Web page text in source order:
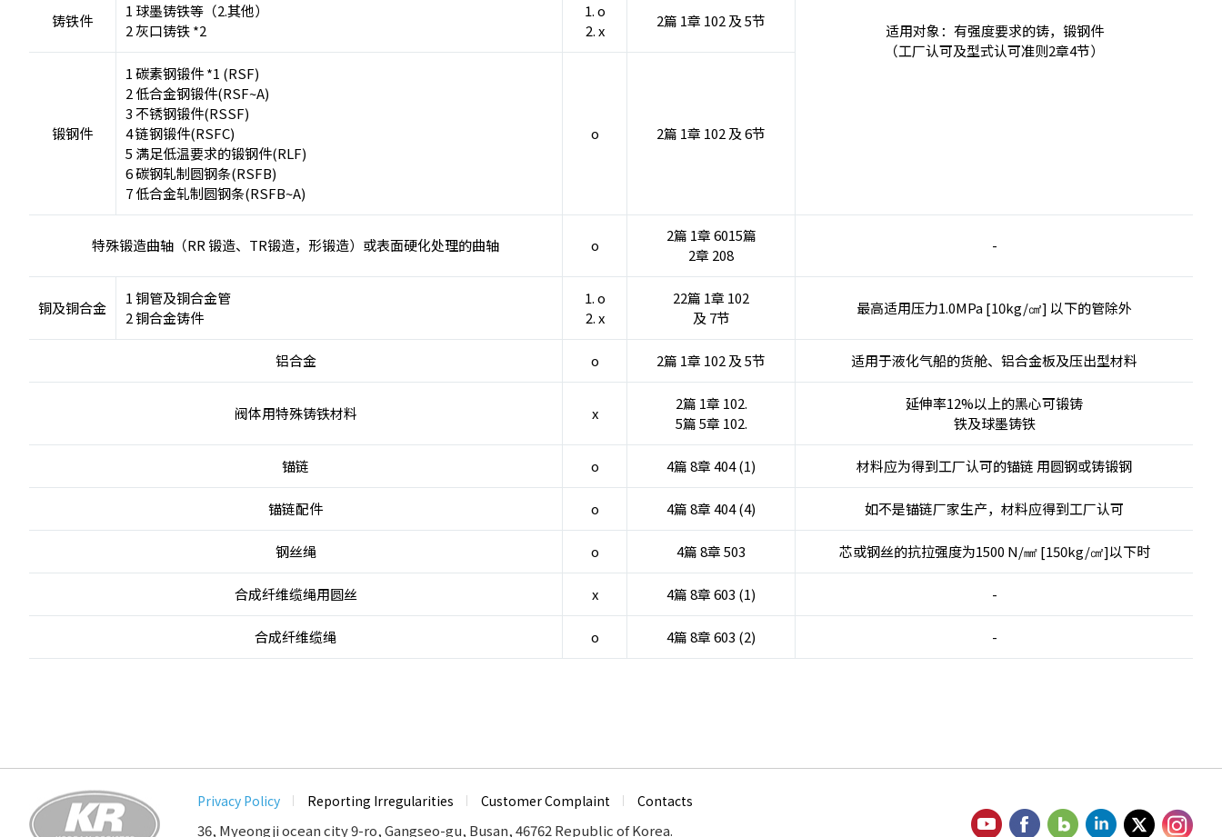
适用对象：有强度要求的铸，锻钢件
（工厂认可及型式认可准则2章4节）
铸铁件
1 球墨铸铁等（2.其他）
2 灰口铸铁 *2
1. o
2. x
2篇 1章 102 及 5节
锻钢件
1 碳素钢锻件 *1 (RSF)
2 低合金钢锻件(RSF~A)
3 不锈钢锻件(RSSF)
4 链钢锻件(RSFC)
5 满足低温要求的锻钢件(RLF)
6 碳钢轧制圆钢条(RSFB)
7 低合金轧制圆钢条(RSFB~A)
o 2篇 1章 102 及 6节
特殊锻造曲轴（RR 锻造、TR锻造，形锻造）或表面硬化处理的曲轴 o
2篇 1章 6015篇
2章 208
-
铜及铜合金
1 铜管及铜合金管
2 铜合金铸件
1. o
2. x
22篇 1章 102
及 7节
最高适用压力1.0MPa [10kg/㎠] 以下的管除外
铝合金 o 2篇 1章 102 及 5节 适用于液化气船的货舱、铝合金板及压出型材料
阀体用特殊铸铁材料 x
2篇 1章 102.
5篇 5章 102.
延伸率12%以上的黑心可锻铸
铁及球墨铸铁
锚链 o 4篇 8章 404 (1) 材料应为得到工厂认可的锚链 用圆钢或铸锻钢
锚链配件 o 4篇 8章 404 (4) 如不是锚链厂家生产，材料应得到工厂认可
钢丝绳 o 4篇 8章 503 芯或钢丝的抗拉强度为1500 N/㎟ [150kg/㎠]以下时
合成纤维缆绳用圆丝 x 4篇 8章 603 (1) -
合成纤维缆绳 o 4篇 8章 603 (2) -
Privacy Policy Reporting Irregularities Customer Complaint Contacts
36, Myeongji ocean city 9-ro, Gangseo-gu, Busan, 46762 Republic of Korea.